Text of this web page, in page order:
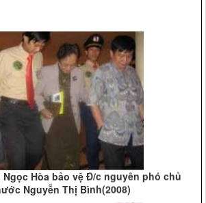
Ngọc Hòa bảo vệ Đ/c nguyên phó chủ
Nguyễn Thị Bình(2008)